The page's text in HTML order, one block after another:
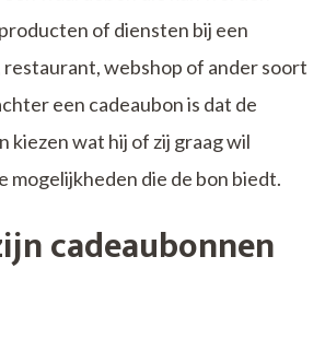
of diensten bij een
webshop of ander soort
een cadeaubon is dat de
kiezen wat hij of zij graag wil
mogelijkheden die de bon biedt.
cadeaubonnen